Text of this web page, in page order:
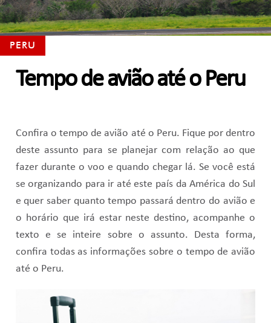
PERU
Tempo de avião até o Peru
Confira o tempo de avião até o Peru. Fique por dentro
deste assunto para se planejar com relação ao que
fazer durante o voo e quando chegar lá. Se você está
se organizando para ir até este país da América do Sul
e quer saber quanto tempo passará dentro do avião e
o horário que irá estar neste destino, acompanhe o
texto e se inteire sobre o assunto. Desta forma,
confira todas as informações sobre o tempo de avião
até o Peru.